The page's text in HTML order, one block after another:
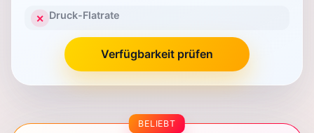
✕ Druck-Flatrate
Verfügbarkeit prüfen
BELIEBT